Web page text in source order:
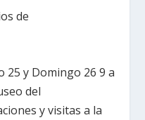
de
25 y Domingo 26 9 a
del
y visitas a la